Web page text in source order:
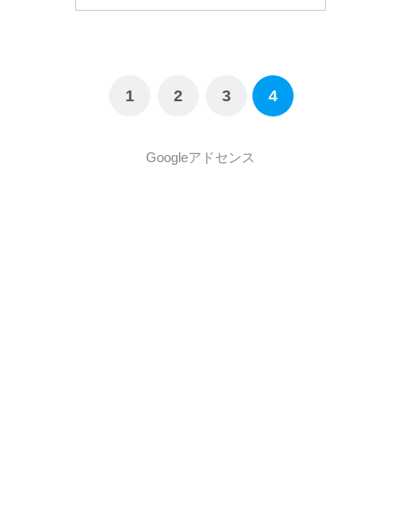
1 2 3 4
Googleアドセンス